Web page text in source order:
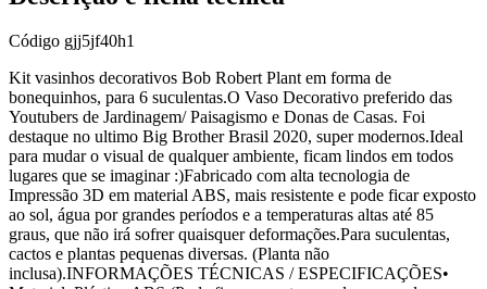
Código gjj5jf40h1
Kit vasinhos decorativos Bob Robert Plant em forma de
bonequinhos, para 6 suculentas.O Vaso Decorativo preferido das
Youtubers de Jardinagem/ Paisagismo e Donas de Casas. Foi
destaque no ultimo Big Brother Brasil 2020, super modernos.Ideal
para mudar o visual de qualquer ambiente, ficam lindos em todos
lugares que se imaginar :)Fabricado com alta tecnologia de
Impressão 3D em material ABS, mais resistente e pode ficar exposto
ao sol, água por grandes períodos e a temperaturas altas até 85
graus, que não irá sofrer quaisquer deformações.Para suculentas,
cactos e plantas pequenas diversas. (Planta não
inclusa).INFORMAÇÕES TÉCNICAS / ESPECIFICAÇÕES•